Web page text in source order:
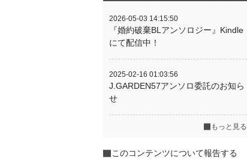
2026-05-03 14:15:50
『婚約破棄BLアンソロジー』Kindle
にて配信中！
2025-02-16 01:03:56
J.GARDEN57アンソロ委託のお知ら
せ
もっと見る
このコンテンツについて報告する